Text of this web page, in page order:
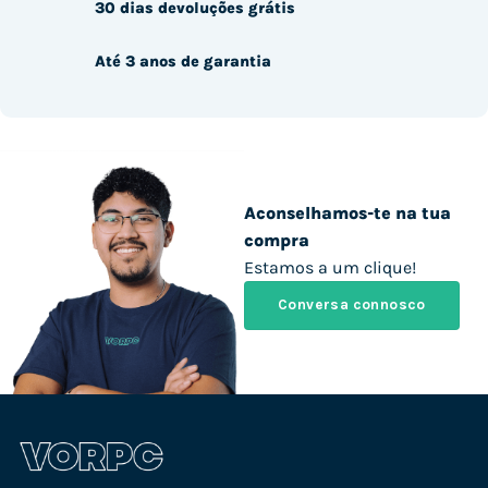
Aconselhamos-te na tua
compra
Estamos a um clique!
Conversa connosco
30 dias devoluções grátis
Até 3 anos de garantia